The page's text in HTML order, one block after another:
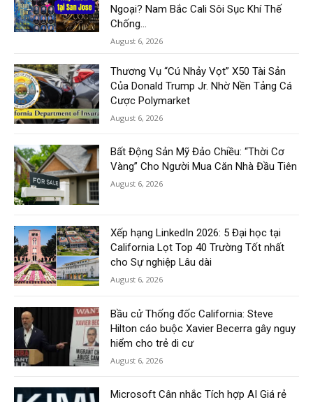
Ngoại? Nam Bắc Cali Sôi Sục Khí Thế
Chống...
August 6, 2026
Thương Vụ “Cú Nhảy Vọt” X50 Tài Sản
Của Donald Trump Jr. Nhờ Nền Tảng Cá
Cược Polymarket
August 6, 2026
Bất Động Sản Mỹ Đảo Chiều: “Thời Cơ
Vàng” Cho Người Mua Căn Nhà Đầu Tiên
August 6, 2026
Xếp hạng LinkedIn 2026: 5 Đại học tại
California Lọt Top 40 Trường Tốt nhất
cho Sự nghiệp Lâu dài
August 6, 2026
Bầu cử Thống đốc California: Steve
Hilton cáo buộc Xavier Becerra gây nguy
hiểm cho trẻ di cư
August 6, 2026
Microsoft Cân nhắc Tích hợp AI Giá rẻ